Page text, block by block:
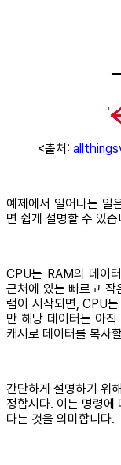
<출처:
예제에서 일어나는 일
면 쉽게 설명할 수 있습
CPU는 RAM의 데이
근처에 있는 빠르고 작
램이 시작되면, CPU
만 해당 데이터는 아
캐시로 데이터를 복사
간단하게 설명하기 위
정합시다. 이는 명령에
다는 것을 의미합니다.